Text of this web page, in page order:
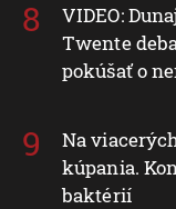
VIDEO:
Twente
pokúšať o
Na
kúpania.
baktérií